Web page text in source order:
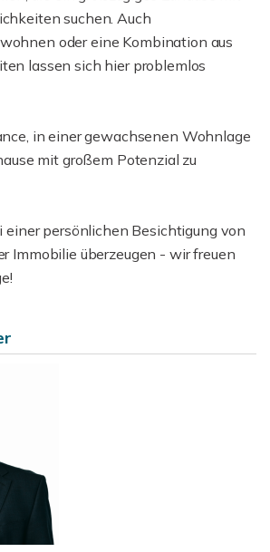
suchen. Auch
oder eine Kombination aus
lassen sich hier problemlos
in einer gewachsenen Wohnlage
mit großem Potenzial zu
einer persönlichen Besichtigung von
Immobilie überzeugen - wir freuen